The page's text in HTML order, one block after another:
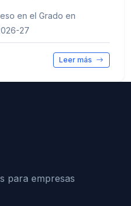
en el Grado en
27
Leer más
para empresas